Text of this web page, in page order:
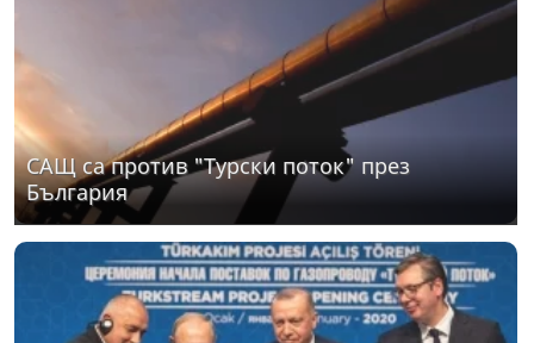
САЩ са против "Турски поток" през
България